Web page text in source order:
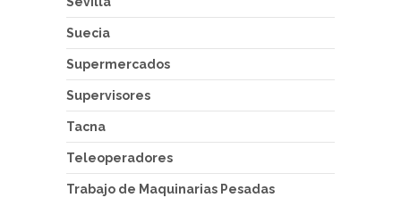
Suecia
Supermercados
Supervisores
Tacna
Teleoperadores
Trabajo de Maquinarias Pesadas